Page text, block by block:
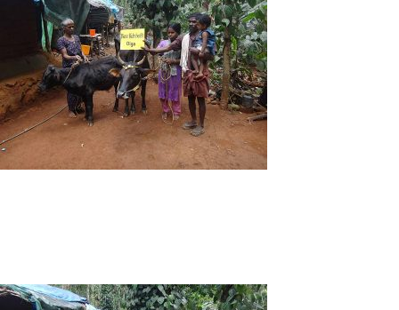
Ausbildung & Studium
Kinderorthopädie
FAQ